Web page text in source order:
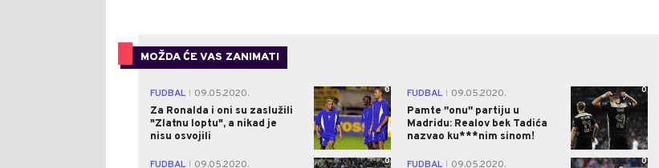
MOŽDA ĆE VAS ZANIMATI
FUDBAL
09.05.2020.
Za Ronalda i oni su zaslužili
"Zlatnu loptu", a nikad je
nisu osvojili
0 FUDBAL
09.05.2020.
Pamte ''onu'' partiju u
Madridu: Realov bek Tadića
nazvao ku***nim sinom!
0
FUDBAL
09.05.2020.
0 FUDBAL
09.05.2020.
0